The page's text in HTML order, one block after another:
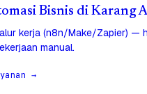
Bisnis di Karang
kerja (n8n/Make/Zapier) —
manual.
→